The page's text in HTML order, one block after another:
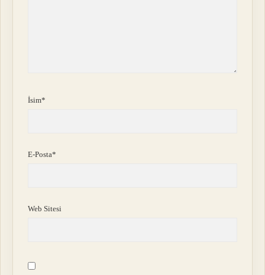
İsim*
E-Posta*
Web Sitesi